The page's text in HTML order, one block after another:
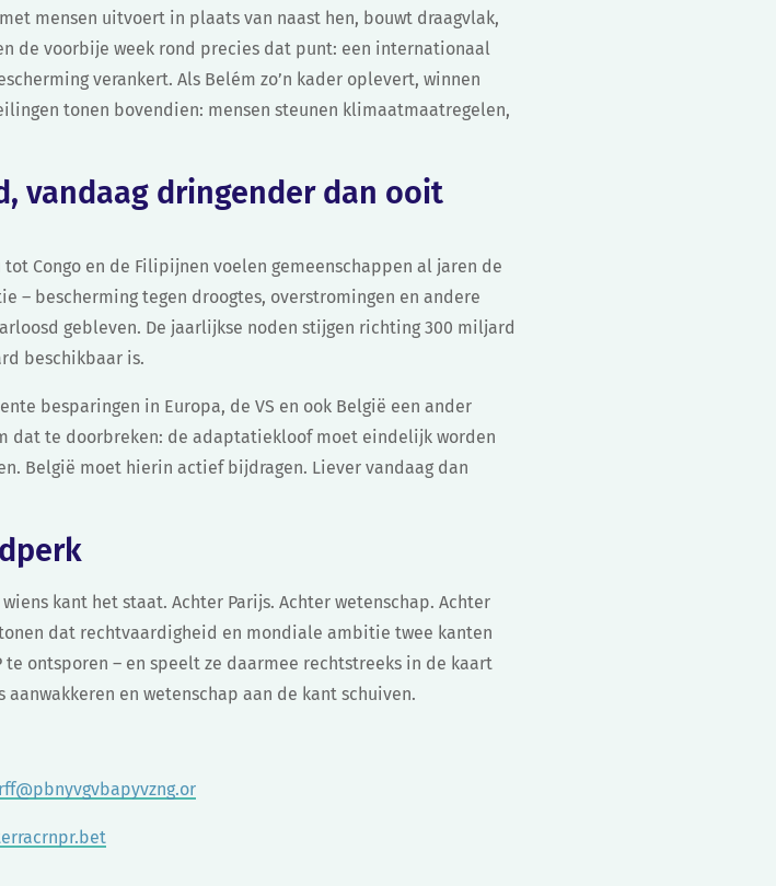
mensen uitvoert in plaats van naast hen, bouwt draagvlak,
de voorbije week rond precies dat punt: een internationaal
verankert. Als Belém zo’n kader oplevert, winnen
tonen bovendien: mensen steunen klimaatmaatregelen,
vandaag dringender dan ooit
Congo en de Filipijnen voelen gemeenschappen al jaren de
– bescherming tegen droogtes, overstromingen en andere
gebleven. De jaarlijkse noden stijgen richting 300 miljard
beschikbaar is.
besparingen in Europa, de VS en ook België een ander
dat te doorbreken: de adaptatiekloof moet eindelijk worden
België moet hierin actief bijdragen. Liever vandaag dan
kant het staat. Achter Parijs. Achter wetenschap. Achter
dat rechtvaardigheid en mondiale ambitie twee kanten
ontsporen – en speelt ze daarmee rechtstreeks in de kaart
en wetenschap aan de kant schuiven.